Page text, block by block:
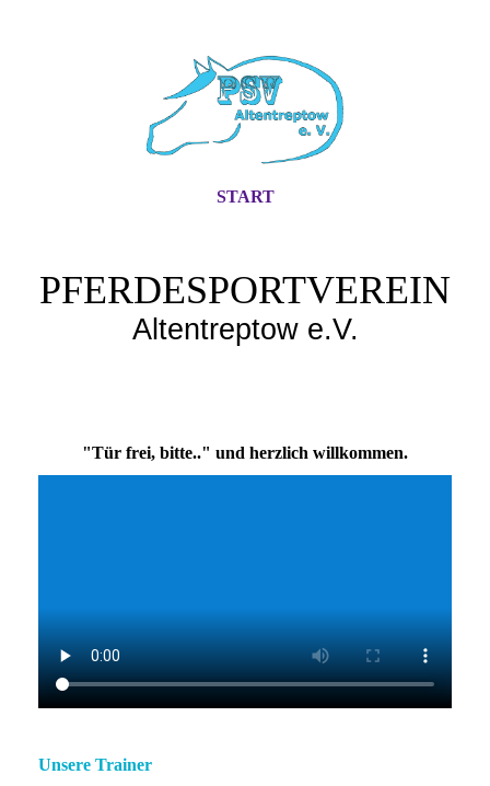
START
PFERDESPORTVEREIN
Altentreptow e.V.
"Tür frei, bitte.." und herzlich willkommen.
Unsere Trainer